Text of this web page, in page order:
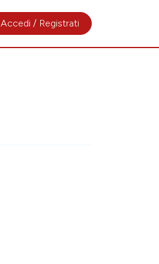
Accedi / Registrati